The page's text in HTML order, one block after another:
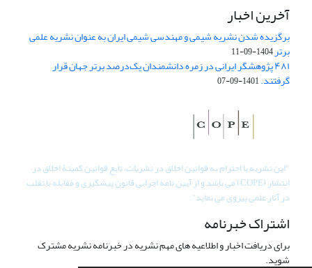
آخرین اخبار
برگزیده شدن نشریه شیمی و مهندسی شیمی ایران به عنوان نشریه علمی
برتر1404-09-11
۴۸۱ پژوهشگر ایرانی در زمره دانشمندان یک‌درصد برتر جهان قرار
گرفتند.1401-09-07
"این نشریه با احترام به قوانین اخلاق در نشریات، تابع قوانین کمیتۀ اخلاق در
انتشار (COPE) می باشد و از آیین نامه اجرایی قانون پیشگیری و مقابله با تقلب
در آثار علمی پیروی می نماید".
اشتراک خبرنامه
برای دریافت اخبار و اطلاعیه های مهم نشریه در خبرنامه نشریه مشترک
شوید.